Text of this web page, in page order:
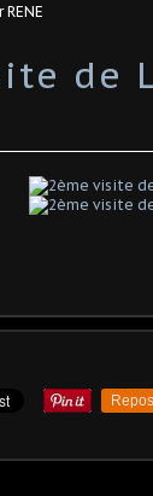
RENE
de